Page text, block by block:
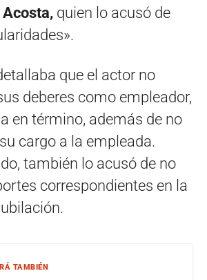
quien lo acusó de
que el actor no
deberes como empleador,
en término, además de no
cargo a la empleada.
también lo acusó de no
correspondientes en la
TAMBIÉN